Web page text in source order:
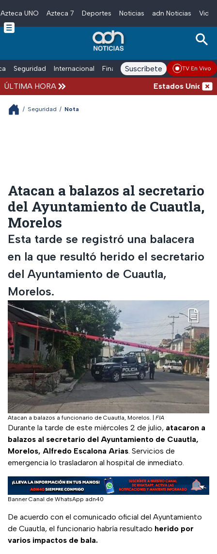
Skip to main content
Azteca UNO Azteca 7 Deportes Noticias adn Noticias
Seguridad Internacional Finanzas adn Noticias Radio
Suscríbete TV En Vivo
ÚLTIMA HORA Estados Unidos
/ Seguridad / Nota
Atacan a balazos al secretario
del Ayuntamiento de Cuautla,
Morelos
Esta tarde se registró una balacera
en la que resultó herido el secretario
del Ayuntamiento de Cuautla,
Morelos.
Atacan a balazos a funcionario de Cuautla, Morelos. FIA
Durante la tarde de este miércoles 2 de julio, atacaron a
balazos al secretario del Ayuntamiento de Cuautla,
Morelos, Alfredo Escalona Arias. Servicios de
emergencia lo trasladaron al hospital de inmediato.
Banner Canal de WhatsApp adn40
De acuerdo con el comunicado oficial del Ayuntamiento
de Cuautla, el funcionario habría resultado herido por
varios impactos de bala.